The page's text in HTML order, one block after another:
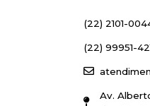
(22) 2101-
(22) 99951-
Av.